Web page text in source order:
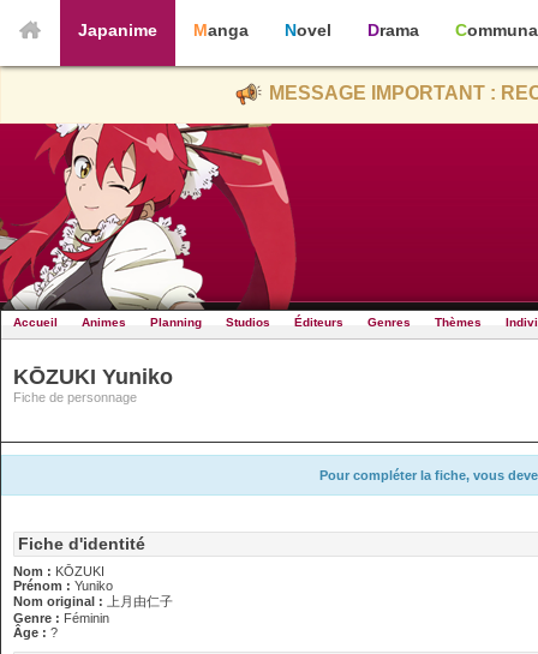
Japanime Manga Novel Drama
MESSAGE IMPORTANT :
Accueil Animes Planning Studios Éditeurs Genres Thèmes
KŌZUKI Yuniko
Fiche de personnage
Pour compléter la fiche, vous
Fiche d'identité
Nom : KŌZUKI
Prénom : Yuniko
Nom original :
上月由仁子
Genre : Féminin
Âge : ?